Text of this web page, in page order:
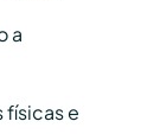
a
físicas e